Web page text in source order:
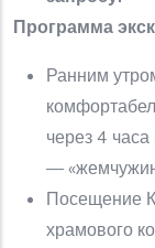
Программа
Ранним
через 4
—
Посещение
храмового